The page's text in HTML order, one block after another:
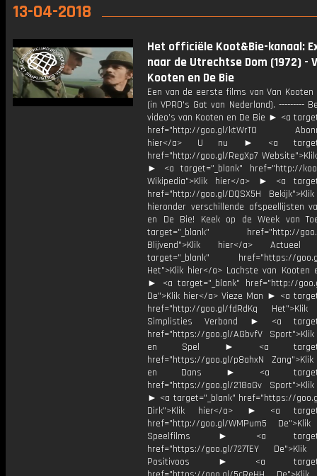
13-04-2018
Het officiële Koot&Bie-kanaal:
naar de Utrechtse Dom (1972) -
Kooten en De Bie
Een van de eerste films van Van Kooten
(in VPRO's Gat van Nederland). ---------
video’s van Kooten en De Bie ► <a
href="http://goo.gl/ktWrT0
hier</a> U nu ► <a
href="http://goo.gl/RegXp7
► <a target="_blank" href="http://
Wikipedia">Klik hier</a> ► <a
href="http://goo.gl/DQSX5H
hieronder verschillende afspeellijsten
en De Bie! Keek op de Week van
target="_blank" href="http://
Blijvend">Klik hier</a>
target="_blank" href="https://
Het">Klik hier</a> Lachste van Kooten
► <a target="_blank" href="http://
De">Klik hier</a> Vieze Man ► <a
href="http://goo.gl/fdRdKq
Simplisties Verbond ► <a
href="https://goo.gl/AGbvfV
en Spel ► <a
href="https://goo.gl/p8ahxN
en Dans ► <a
href="https://goo.gl/218oGv
► <a target="_blank" href="https://
Dirk">Klik hier</a> ► <a
href="http://goo.gl/WMPum5
Speelfilms ► <a
href="https://goo.gl/727TEY
Positivoos ► <a